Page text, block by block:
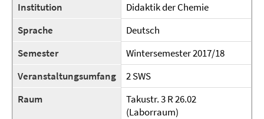
Institution
Didaktik der Chemie
Sprache
Deutsch
Semester
Wintersemester 2017/18
Veranstaltungsumfang
2 SWS
Raum
Takustr. 3 R 26.02
(Laborraum)